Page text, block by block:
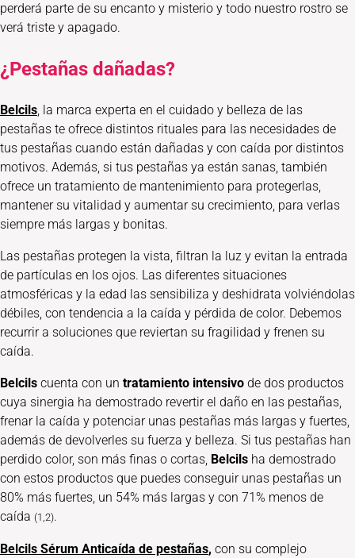
perderá parte de su encanto y misterio y todo nuestro rostro se
verá triste y apagado.
¿Pestañas dañadas?
Belcils, la marca experta en el cuidado y belleza de las
pestañas te ofrece distintos rituales para las necesidades de
tus pestañas cuando están dañadas y con caída por distintos
motivos. Además, si tus pestañas ya están sanas, también
ofrece un tratamiento de mantenimiento para protegerlas,
mantener su vitalidad y aumentar su crecimiento, para verlas
siempre más largas y bonitas.
Las pestañas protegen la vista, filtran la luz y evitan la entrada
de partículas en los ojos. Las diferentes situaciones
atmosféricas y la edad las sensibiliza y deshidrata volviéndolas
débiles, con tendencia a la caída y pérdida de color. Debemos
recurrir a soluciones que reviertan su fragilidad y frenen su
caída.
Belcils cuenta con un tratamiento intensivo de dos productos
cuya sinergia ha demostrado revertir el daño en las pestañas,
frenar la caída y potenciar unas pestañas más largas y fuertes,
además de devolverles su fuerza y belleza. Si tus pestañas han
perdido color, son más finas o cortas, Belcils ha demostrado
con estos productos que puedes conseguir unas pestañas un
80% más fuertes, un 54% más largas y con 71% menos de
caída (1,2).
Belcils Sérum Anticaída de pestañas, con su complejo